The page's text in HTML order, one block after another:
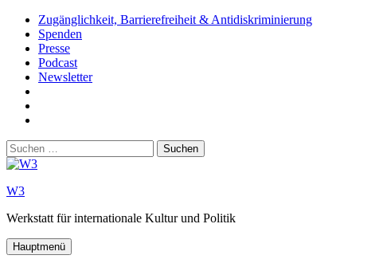
Zum
Inhalt
springen
Zugänglichkeit, Barrierefreiheit & Antidiskriminierung
Spenden
Presse
Podcast
Newsletter
Youtube
Suchen
nach:
W3
Werkstatt für internationale Kultur und Politik
Hauptmenü